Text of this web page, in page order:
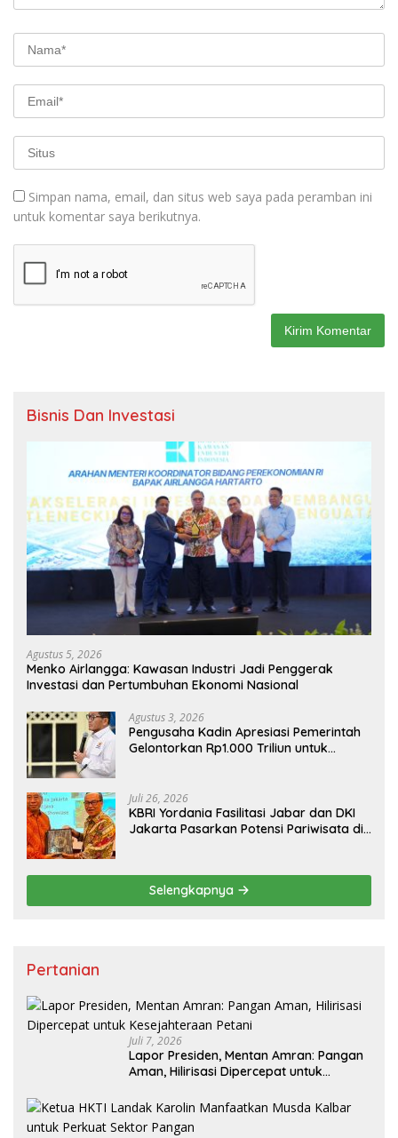
Simpan nama, email, dan situs web saya pada peramban ini
untuk komentar saya berikutnya.
Bisnis Dan Investasi
Agustus 5, 2026
Menko Airlangga: Kawasan Industri Jadi Penggerak
Investasi dan Pertumbuhan Ekonomi Nasional
Agustus 3, 2026
Pengusaha Kadin Apresiasi Pemerintah
Gelontorkan Rp1.000 Triliun untuk
Juli 26, 2026
KBRI Yordania Fasilitasi Jabar dan DKI
Jakarta Pasarkan Potensi Pariwisata di
Selengkapnya
Pertanian
Juli 7, 2026
Lapor Presiden, Mentan Amran: Pangan
Aman, Hilirisasi Dipercepat untuk